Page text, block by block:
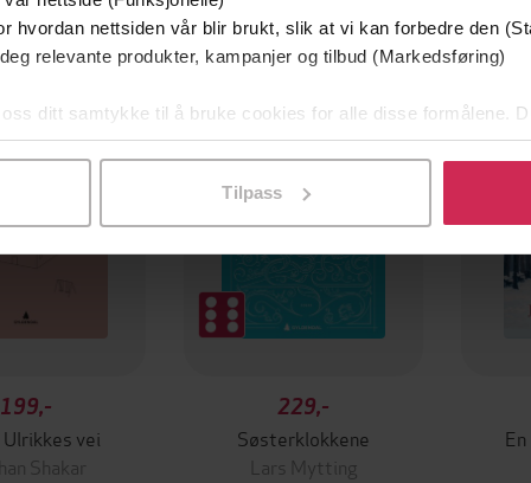
hvordan nettsiden vår blir brukt, slik at vi kan forbedre den
relevante produkter, kampanjer og tilbud (Markedsføring)
ditt samtykke til å bruke cookies for alle disse formålene.
ved å klikke på «Tilpass». Du kan når som helst trekke
Tilpass
199,-
vei
Shakar
229,-
Søsterklokkene
Lars Mytting